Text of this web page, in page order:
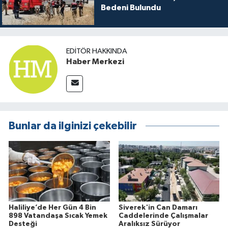
Bedeni Bulundu
EDITÖR HAKKINDA
Haber Merkezi
Bunlar da ilginizi çekebilir
Haliliye’de Her Gün 4 Bin
898 Vatandaşa Sıcak Yemek
Desteği
Siverek'in Can Damarı
Caddelerinde Çalışmalar
Aralıksız Sürüyor